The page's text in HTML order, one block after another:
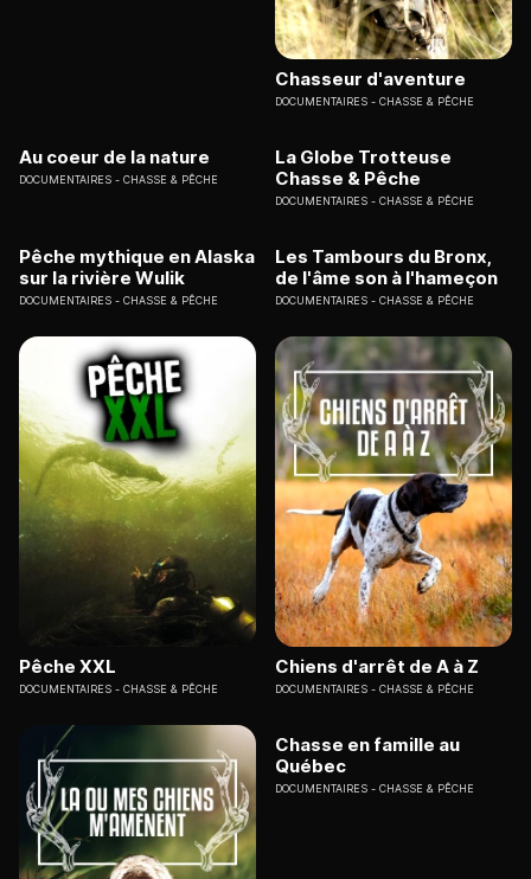
Chasseur d'aventure
DOCUMENTAIRES CHASSE & PÊCHE
Au coeur de la nature
DOCUMENTAIRES CHASSE & PÊCHE
La Globe Trotteuse
Chasse & Pêche
DOCUMENTAIRES CHASSE & PÊCHE
Pêche mythique en Alaska
sur la rivière Wulik
DOCUMENTAIRES CHASSE & PÊCHE
Les Tambours du Bronx,
de l'âme son à l'hameçon
DOCUMENTAIRES CHASSE & PÊCHE
Pêche XXL
DOCUMENTAIRES CHASSE & PÊCHE
Chiens d'arrêt de A à Z
DOCUMENTAIRES CHASSE & PÊCHE
Chasse en famille au
Québec
DOCUMENTAIRES CHASSE & PÊCHE